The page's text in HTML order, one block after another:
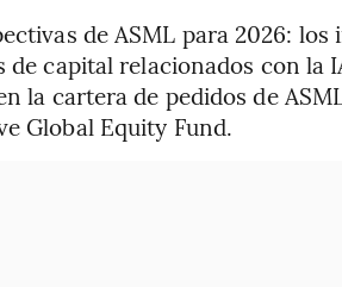
de ASML para 2026:
capital relacionados con la
la cartera de pedidos de
Global Equity Fund.